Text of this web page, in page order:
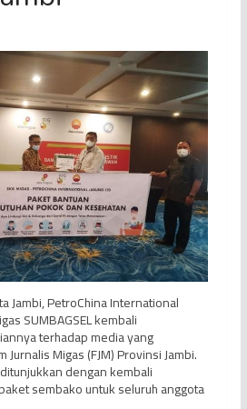
Jambi, PetroChina International
SUMBAGSEL kembali
terhadap media yang
Migas (FJM) Provinsi Jambi.
dengan kembali
sembako untuk seluruh anggota